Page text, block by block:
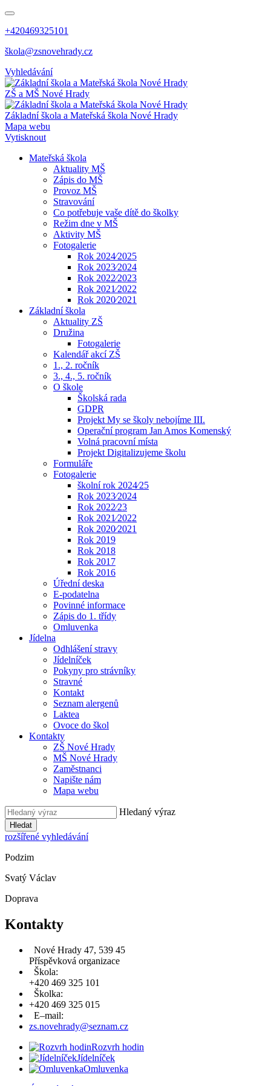
+420469325101
škola@zsnovehrady.cz
Vyhledávání
ZŠ a MŠ Nové Hrady
Základní škola a Mateřská škola Nové Hrady
Mapa webu
Vytisknout
Mateřská škola
Aktuality MŠ
Zápis do MŠ
Provoz MŠ
Stravování
Co potřebuje vaše dítě do školky
Režim dne v MŠ
Aktivity MŠ
Fotogalerie
Rok 2024⁄2025
Rok 2023⁄2024
Rok 2022⁄2023
Rok 2021⁄2022
Rok 2020⁄2021
Základní škola
Aktuality ZŠ
Družina
Fotogalerie
Kalendář akcí ZŠ
1., 2. ročník
3., 4., 5. ročník
O škole
Školská rada
GDPR
Projekt My se školy nebojíme III.
Operační program Jan Amos Komenský
Volná pracovní místa
Projekt Digitalizujeme školu
Formuláře
Fotogalerie
školní rok 2024⁄25
Rok 2023⁄2024
Rok 2022⁄23
Rok 2021⁄2022
Rok 2020⁄2021
Rok 2019
Rok 2018
Rok 2017
Rok 2016
Úřední deska
E-podatelna
Povinné informace
Zápis do 1. třídy
Omluvenka
Jídelna
Odhlášení stravy
Jídelníček
Pokyny pro strávníky
Stravné
Kontakt
Seznam alergenů
Laktea
Ovoce do škol
Kontakty
ZŠ Nové Hrady
MŠ Nové Hrady
Zaměstnanci
Napište nám
Mapa webu
Hledaný výraz
Hledat
rozšířené vyhledávání
Podzim
Svatý Václav
Doprava
Kontakty
Nové Hrady 47, 539 45
Příspěvková organizace
Škola:
+420 469 325 101
Školka:
+420 469 325 015
E–mail:
zs.novehrady@seznam.cz
Rozvrh hodin
Jídelníček
Omluvenka